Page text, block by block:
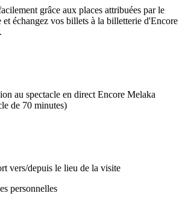
grâce aux places attribuées par le
et échangez vos billets à la billetterie d'Encore
au spectacle en direct Encore Melaka
de 70 minutes)
vers/depuis le lieu de la visite
personnelles